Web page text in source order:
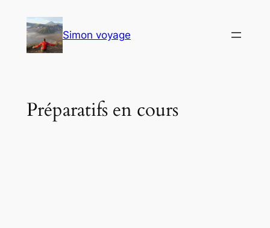
contenu
Simon voyage
Préparatifs en cours